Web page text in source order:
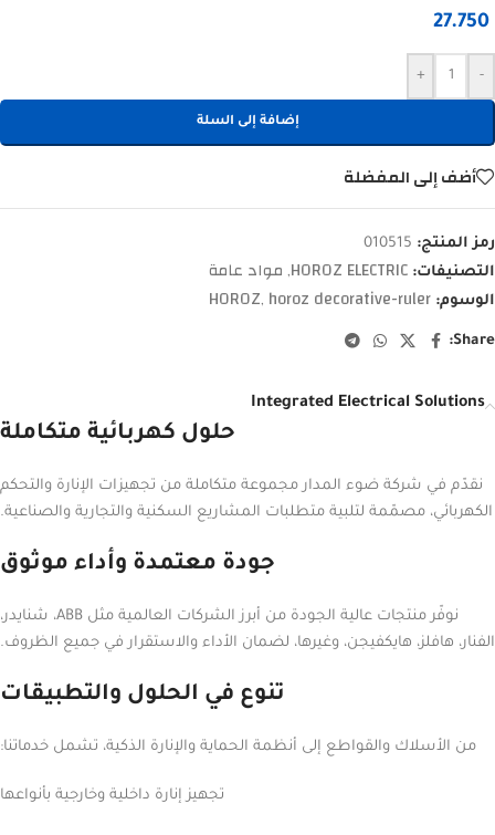
27.750
-
+
إضافة إلى السلة
أضف إلى المفضلة
رمز المنتج: 010515
التصنيفات: HOROZ ELECTRIC
, مواد عامة
الوسوم: HOROZ, horoz decorative-ruler
Share:
Integrated Electrical Solutions
حلول كهربائية متكاملة
نقدّم في شركة ضوء المدار مجموعة متكاملة من تجهيزات الإنارة والتحكم
الكهربائي، مصمّمة لتلبية متطلبات المشاريع السكنية والتجارية والصناعية.
جودة معتمدة وأداء موثوق
نوفّر منتجات عالية الجودة من أبرز الشركات العالمية مثل ABB، شنايدر،
الفنار، هافلز، هايكفيجن، وغيرها، لضمان الأداء والاستقرار في جميع الظروف.
تنوع في الحلول والتطبيقات
من الأسلاك والقواطع إلى أنظمة الحماية والإنارة الذكية، تشمل خدماتنا:
تجهيز إنارة داخلية وخارجية بأنواعها